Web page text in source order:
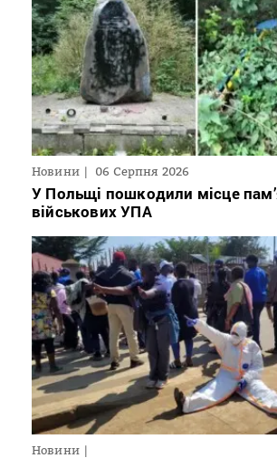
Новини 06 Серпня 2026
У Польщі пошкодили місце
військових УПА
Новини